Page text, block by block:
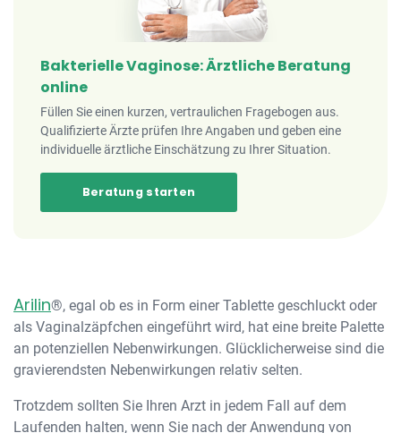
Bakterielle Vaginose: Ärztliche Beratung
online
Füllen Sie einen kurzen, vertraulichen Fragebogen aus.
Qualifizierte Ärzte prüfen Ihre Angaben und geben eine
individuelle ärztliche Einschätzung zu Ihrer Situation.
Beratung starten
Arilin®, egal ob es in Form einer Tablette geschluckt oder
als Vaginalzäpfchen eingeführt wird, hat eine breite Palette
an potenziellen Nebenwirkungen. Glücklicherweise sind die
gravierendsten Nebenwirkungen relativ selten.
Trotzdem sollten Sie Ihren Arzt in jedem Fall auf dem
Laufenden halten, wenn Sie nach der Anwendung von